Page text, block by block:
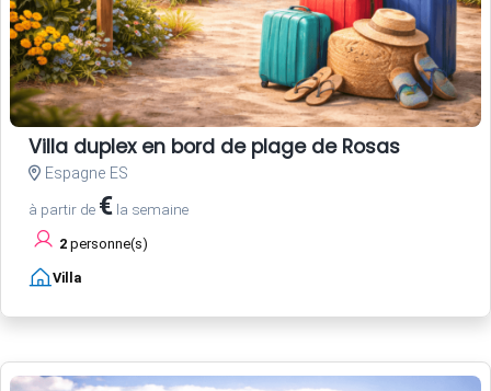
Villa duplex en bord de plage de Rosas
Espagne ES
à partir de € la semaine
2 personne(s)
Villa